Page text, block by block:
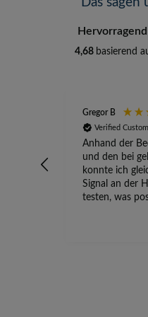
Hervorragend
4,68 basierend
Gregor B
Verified
Anhand der
und den bei
konnte ich
Signal an der
testen, was
der